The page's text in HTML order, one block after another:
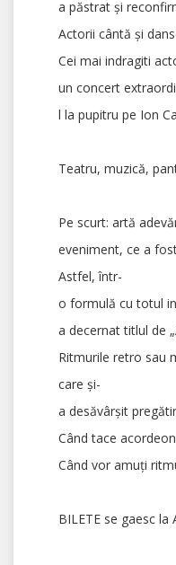
a păstrat şi
Actorii cântă şi
Cei mai indragiti
un concert
l la pupitru pe Ion
Teatru, muzică,
Pe scurt: artă
eveniment, ce a
Astfel, într-
o formulă cu totul
a decernat titlul de
Ritmurile retro sau
care şi-
a desăvârşit
Când tace
Când vor amuţi
BILETE se gaesc